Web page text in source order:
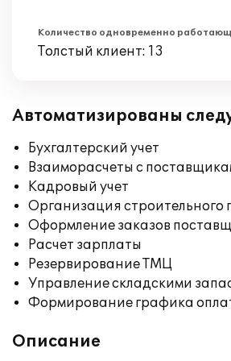
Количество одновременно
Толстый клиент: 13
Автоматизированы
Бухгалтерский учет
Взаиморасчеты с
Кадровый учет
Организация строительного
Оформление заказов
Расчет зарплаты
Резервирование ТМЦ
Управление складскими
Формирование графика
Описание